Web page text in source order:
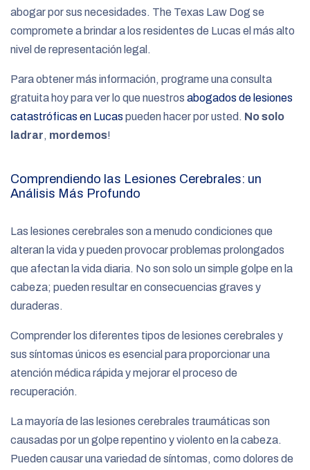
abogar por sus necesidades. The Texas Law Dog se
compromete a brindar a los residentes de Lucas el más alto
nivel de representación legal.
Para obtener más información, programe una consulta
gratuita hoy para ver lo que nuestros abogados de lesiones
catastróficas en Lucas pueden hacer por usted. No solo
ladrar, mordemos!
Comprendiendo las Lesiones Cerebrales: un
Análisis Más Profundo
Las lesiones cerebrales son a menudo condiciones que
alteran la vida y pueden provocar problemas prolongados
que afectan la vida diaria. No son solo un simple golpe en la
cabeza; pueden resultar en consecuencias graves y
duraderas.
Comprender los diferentes tipos de lesiones cerebrales y
sus síntomas únicos es esencial para proporcionar una
atención médica rápida y mejorar el proceso de
recuperación.
La mayoría de las lesiones cerebrales traumáticas son
causadas por un golpe repentino y violento en la cabeza.
Pueden causar una variedad de síntomas, como dolores de